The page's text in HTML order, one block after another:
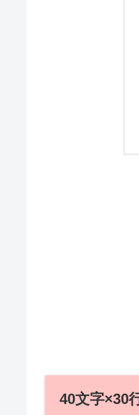
40文字×30